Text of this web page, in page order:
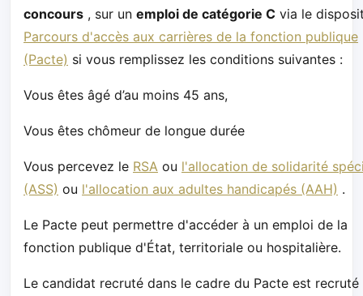
concours , sur un emploi de catégorie C via le
Parcours d'accès aux carrières de la fonction publique
(Pacte) si vous remplissez les conditions suivantes :
Vous êtes âgé d’au moins 45 ans,
Vous êtes chômeur de longue durée
Vous percevez le RSA ou l'allocation de solidarité
(ASS) ou l'allocation aux adultes handicapés (AAH) .
Le Pacte peut permettre d'accéder à un emploi de la
fonction publique d'État, territoriale ou hospitalière.
Le candidat recruté dans le cadre du Pacte est recruté